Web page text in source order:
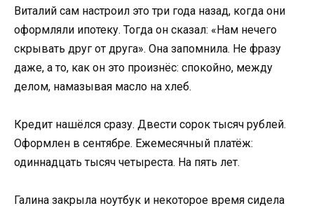
Виталий сам настроил это три года назад, когда они
оформляли ипотеку. Тогда он сказал: «Нам нечего
скрывать друг от друга». Она запомнила. Не фразу
даже, а то, как он это произнёс: спокойно, между
делом, намазывая масло на хлеб.
Кредит нашёлся сразу. Двести сорок тысяч рублей.
Оформлен в сентябре. Ежемесячный платёж:
одиннадцать тысяч четыреста. На пять лет.
Галина закрыла ноутбук и некоторое время сидела